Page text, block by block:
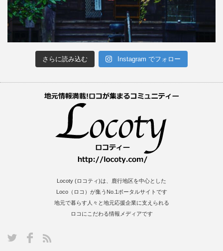
さらに読み込む Instagram でフォロー
Locoty (ロコティ)は、鹿行地区を中心とした
Loco（ロコ）が集うNo.1ポータルサイトです
地元で暮らす人々と地元応援企業に支えられる
ロコにこだわる情報メディアです